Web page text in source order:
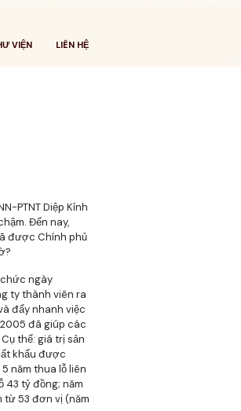
VIỆN LIÊN HỆ
PTNT Diệp Kỉnh
Đến nay,
được Chính phủ
chức ngày
ty thành viên ra
đẩy nhanh việc
đã giúp các
thể: giá trị sản
khẩu được
năm thua lỗ liên
43 tỷ đồng; năm
từ 53 đơn vị (năm